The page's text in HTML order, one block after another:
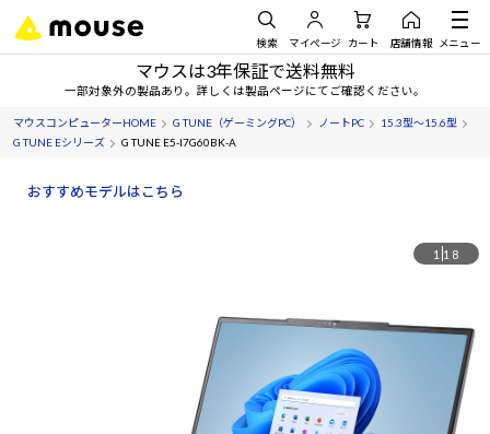
検索 マイページ カート 店舗情報 メニュー
マウスは3年保証で送料無料
一部対象外の製品あり。詳しくは製品ページにてご確認ください。
マウスコンピューターHOME G TUNE（ゲーミングPC） ノートPC
15.3型～15.6型
G TUNE Eシリーズ
G TUNE E5-I7G60BK-A
おすすめモデルはこちら
1 18